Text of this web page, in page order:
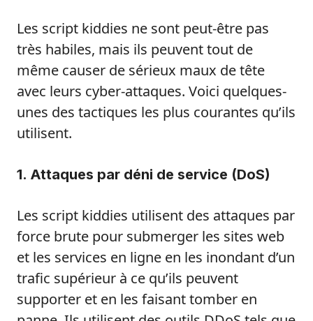
Les script kiddies ne sont peut-être pas
très habiles, mais ils peuvent tout de
même causer de sérieux maux de tête
avec leurs cyber-attaques. Voici quelques-
unes des tactiques les plus courantes qu’ils
utilisent.
1. Attaques par déni de service (DoS)
Les script kiddies utilisent des attaques par
force brute pour submerger les sites web
et les services en ligne en les inondant d’un
trafic supérieur à ce qu’ils peuvent
supporter et en les faisant tomber en